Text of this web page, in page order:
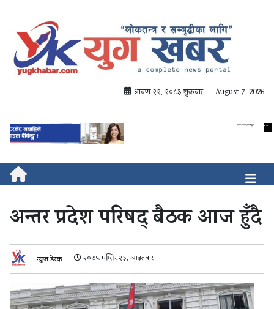
श्रावण २२, २०८३ शुक्रबार August 7, 2026
अन्तर प्रदेश परिषद् बैठक आज हुँदै
न्युज डेस्क २०७५ मंग्सिर २३, आइतबार